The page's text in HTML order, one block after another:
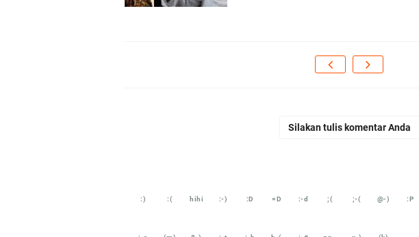
Silakan tulis komentar Anda
:) :( hihi :-) :D =D :-d ;( ;-( @-) :P